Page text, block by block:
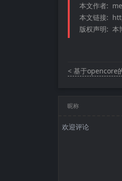
本文作者:
本文链接:
版权声明: 本
< 基于opencore
昵称